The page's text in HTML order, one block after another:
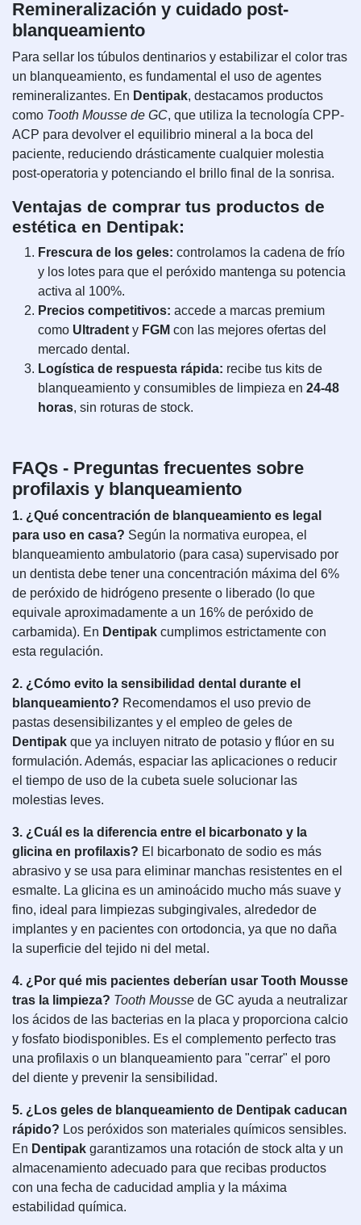
Remineralización y cuidado post-
blanqueamiento
Para sellar los túbulos dentinarios y estabilizar el color tras
un blanqueamiento, es fundamental el uso de agentes
remineralizantes. En Dentipak, destacamos productos
como Tooth Mousse de GC, que utiliza la tecnología CPP-
ACP para devolver el equilibrio mineral a la boca del
paciente, reduciendo drásticamente cualquier molestia
post-operatoria y potenciando el brillo final de la sonrisa.
Ventajas de comprar tus productos de
estética en Dentipak:
Frescura de los geles: controlamos la cadena de frío
y los lotes para que el peróxido mantenga su potencia
activa al 100%.
Precios competitivos: accede a marcas premium
como Ultradent y FGM con las mejores ofertas del
mercado dental.
Logística de respuesta rápida: recibe tus kits de
blanqueamiento y consumibles de limpieza en 24-48
horas, sin roturas de stock.
FAQs - Preguntas frecuentes sobre
profilaxis y blanqueamiento
1. ¿Qué concentración de blanqueamiento es legal
para uso en casa? Según la normativa europea, el
blanqueamiento ambulatorio (para casa) supervisado por
un dentista debe tener una concentración máxima del 6%
de peróxido de hidrógeno presente o liberado (lo que
equivale aproximadamente a un 16% de peróxido de
carbamida). En Dentipak cumplimos estrictamente con
esta regulación.
2. ¿Cómo evito la sensibilidad dental durante el
blanqueamiento? Recomendamos el uso previo de
pastas desensibilizantes y el empleo de geles de
Dentipak que ya incluyen nitrato de potasio y flúor en su
formulación. Además, espaciar las aplicaciones o reducir
el tiempo de uso de la cubeta suele solucionar las
molestias leves.
3. ¿Cuál es la diferencia entre el bicarbonato y la
glicina en profilaxis? El bicarbonato de sodio es más
abrasivo y se usa para eliminar manchas resistentes en el
esmalte. La glicina es un aminoácido mucho más suave y
fino, ideal para limpiezas subgingivales, alrededor de
implantes y en pacientes con ortodoncia, ya que no daña
la superficie del tejido ni del metal.
4. ¿Por qué mis pacientes deberían usar Tooth Mousse
tras la limpieza? Tooth Mousse de GC ayuda a neutralizar
los ácidos de las bacterias en la placa y proporciona calcio
y fosfato biodisponibles. Es el complemento perfecto tras
una profilaxis o un blanqueamiento para "cerrar" el poro
del diente y prevenir la sensibilidad.
5. ¿Los geles de blanqueamiento de Dentipak caducan
rápido? Los peróxidos son materiales químicos sensibles.
En Dentipak garantizamos una rotación de stock alta y un
almacenamiento adecuado para que recibas productos
con una fecha de caducidad amplia y la máxima
estabilidad química.